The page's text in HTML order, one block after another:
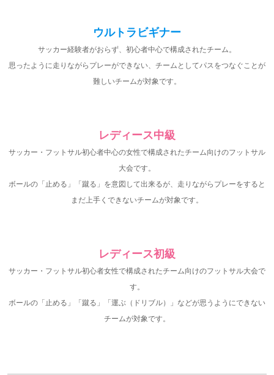
ウルトラビギナー
サッカー経験者がおらず、初心者中心で構成されたチーム。
思ったように走りながらプレーができない、チームとしてパスをつなぐことが
難しいチームが対象です。
レディース中級
サッカー・フットサル初心者中心の女性で構成されたチーム向けのフットサル
大会です。
ボールの「止める」「蹴る」を意図して出来るが、走りながらプレーをすると
まだ上手くできないチームが対象です。
レディース初級
サッカー・フットサル初心者女性で構成されたチーム向けのフットサル大会で
す。
ボールの「止める」「蹴る」「運ぶ（ドリブル）」などが思うようにできない
チームが対象です。